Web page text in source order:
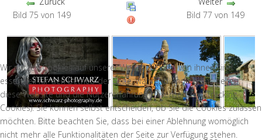
Bild 75 von 149
Bild 77 von 149
Wir nutzen Cookies auf unserer Website. Einige von ihnen sind
essenziell für den Betrieb der Seite, während andere uns helfen,
diese Website und die Nutzererfahrung zu verbessern (Tracking
Cookies). Sie können selbst entscheiden, ob Sie die Cookies zulassen
möchten. Bitte beachten Sie, dass bei einer Ablehnung womöglich
nicht mehr alle Funktionalitäten der Seite zur Verfügung stehen.